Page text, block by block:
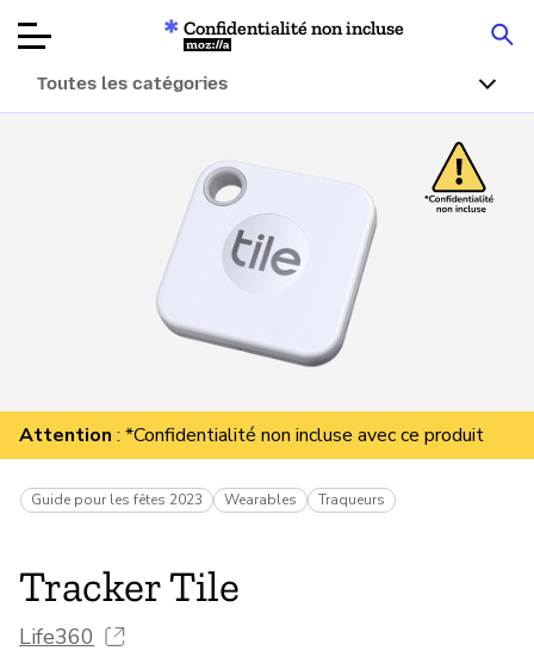
produits
Articles
À propos
Faire un don
Confidentialité non incluse
Mozilla
Toutes les catégories
Attention : *Confidentialité non incluse avec ce produit
Guide pour les fêtes 2023 Wearables Traqueurs
Tracker Tile
Life360